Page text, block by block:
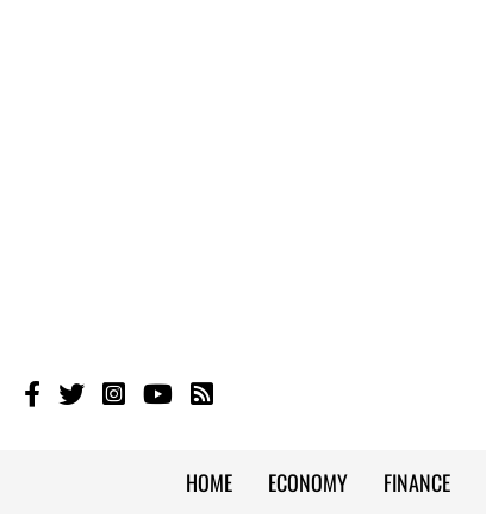
HOME ECONOMY FINANCE